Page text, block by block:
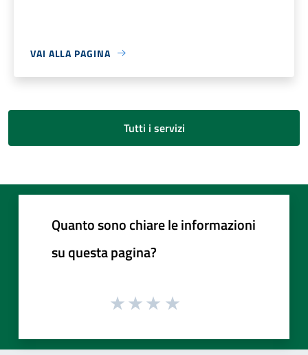
VAI ALLA PAGINA
Tutti i servizi
Quanto sono chiare le informazioni
su questa pagina?